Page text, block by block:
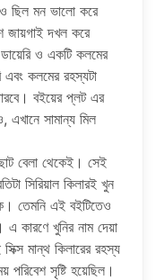
ছিল মন ভালো করে
জায়গাই দখল করে
ও একটি কলমের
কলমের রহস্যটা
বইয়ের প্লট এর
এখানে সামান্য মিল
বেলা থেকেই। সেই
সিরিয়াল কিলারই খুন
তেমনি এই বইটিতেও
কারণে খুনির নাম দেয়া
মান্থ কিলারের রহস্য
সৃষ্টি হয়েছিল।